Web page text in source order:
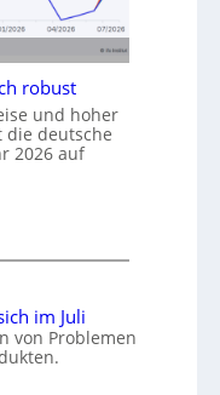
robust
und hoher
deutsche
2026 auf
im Juli
von Problemen